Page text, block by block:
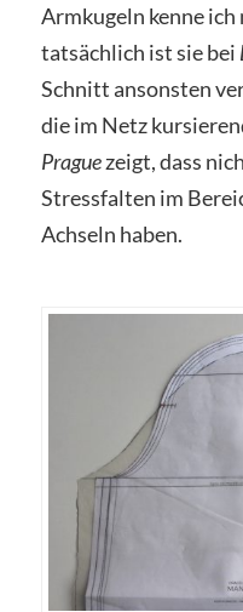
Armkugeln kenne
tatsächlich ist sie bei
Schnitt ansonsten
die im Netz
Praguezeigt, dass
Stressfalten im
Achseln haben.